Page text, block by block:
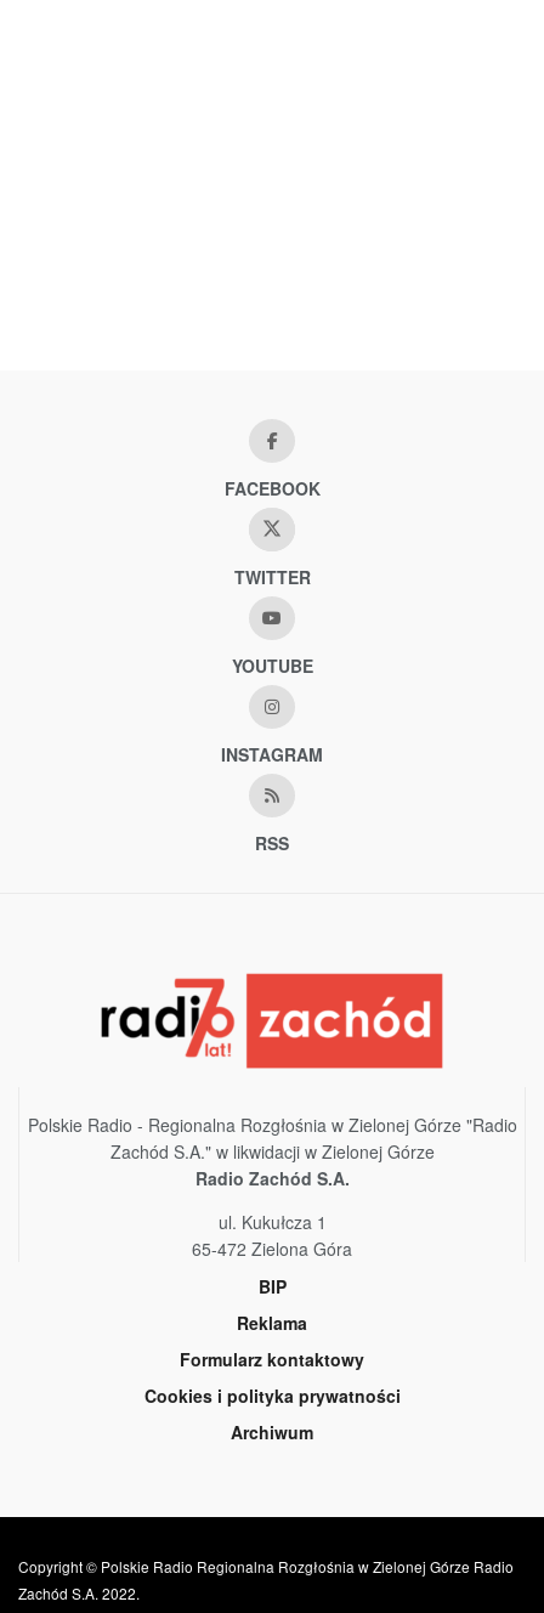
FACEBOOK
TWITTER
YOUTUBE
INSTAGRAM
RSS
Polskie Radio - Regionalna Rozgłośnia w Zielonej Górze "Radio
Zachód S.A." w likwidacji w Zielonej Górze
Radio Zachód S.A.
ul. Kukułcza 1
65-472 Zielona Góra
BIP
Reklama
Formularz kontaktowy
Cookies i polityka prywatności
Archiwum
Copyright © Polskie Radio Regionalna Rozgłośnia w Zielonej Górze Radio
Zachód S.A. 2022.